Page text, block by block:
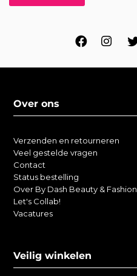
Over ons
Verzenden en retourneren
Veel gestelde vragen
Contact
Status bestelling
Over By Dash Beauty & Fashion
Let's Collab!
Vacatures
Veilig winkelen